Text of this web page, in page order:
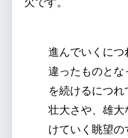
進んでいくにつ
違ったものと
を続けるにつ
壮大さや、雄
けていく眺望